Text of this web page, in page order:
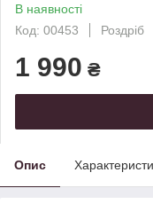
В наявності
Код: 00453
Роздріб
1 990 ₴
Опис